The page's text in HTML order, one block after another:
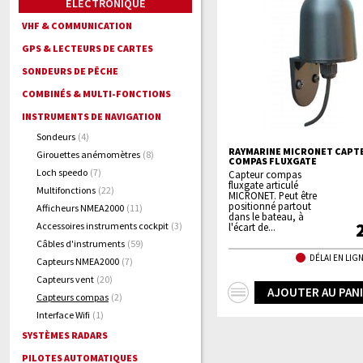
ELECTRONIQUE
VHF & COMMUNICATION
GPS & LECTEURS DE CARTES
SONDEURS DE PÊCHE
COMBINÉS & MULTI-FONCTIONS
INSTRUMENTS DE NAVIGATION
Sondeurs (4)
Girouettes anémomètres (8)
Loch speedo (7)
Multifonctions (22)
Afficheurs NMEA2000 (11)
Accessoires instruments cockpit (3)
Câbles d'instruments (59)
Capteurs NMEA2000 (7)
Capteurs vent (20)
Capteurs compas (2)
Interface Wifi (1)
SYSTÈMES RADARS
PILOTES AUTOMATIQUES
RAYMARINE MICRONET
COMPAS FLUXGATE
Capteur compas
fluxgate articulé
MICRONET. Peut être
positionné partout
dans le bateau, à
l'écart de...
DÉLAI EN
AJOUTER AU